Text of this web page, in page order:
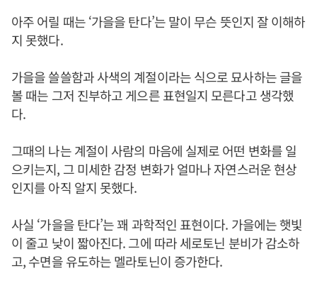
아주 어릴 때는 ‘가을을 탄다’는 말이 무슨 뜻인지 잘 이해하
지 못했다.
가을을 쓸쓸함과 사색의 계절이라는 식으로 묘사하는 글을
볼 때는 그저 진부하고 게으른 표현일지 모른다고 생각했
다.
그때의 나는 계절이 사람의 마음에 실제로 어떤 변화를 일
으키는지, 그 미세한 감정 변화가 얼마나 자연스러운 현상
인지를 아직 알지 못했다.
사실 ‘가을을 탄다’는 꽤 과학적인 표현이다. 가을에는 햇빛
이 줄고 낮이 짧아진다. 그에 따라 세로토닌 분비가 감소하
고, 수면을 유도하는 멜라토닌이 증가한다.